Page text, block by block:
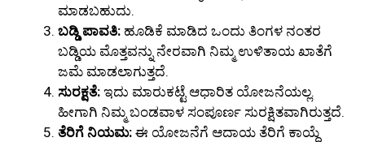
ಮಾಡಬಹುದು.
ಬಡ್ಡಿ ಪಾವತಿ: ಹೂಡಿಕೆ ಮಾಡಿದ ಒಂದು ತಿಂಗಳ ನಂತರ
ಬಡ್ಡಿಯ ಮೊತ್ತವನ್ನು ನೇರವಾಗಿ ನಿಮ್ಮ ಉಳಿತಾಯ ಖಾತೆಗೆ
ಜಮೆ ಮಾಡಲಾಗುತ್ತದೆ.
ಸುರಕ್ಷತೆ: ಇದು ಮಾರುಕಟ್ಟೆ ಆಧಾರಿತ ಯೋಜನೆಯಲ್ಲ.
ಹೀಗಾಗಿ ನಿಮ್ಮ ಬಂಡವಾಳ ಸಂಪೂರ್ಣ ಸುರಕ್ಷಿತವಾಗಿರುತ್ತದೆ.
ತೆರಿಗೆ ನಿಯಮ: ಈ ಯೋಜನೆಗೆ ಆದಾಯ ತೆರಿಗೆ ಕಾಯ್ದೆ